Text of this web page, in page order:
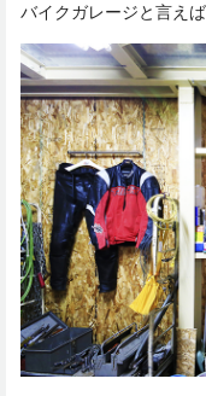
バイクガレージと言えば